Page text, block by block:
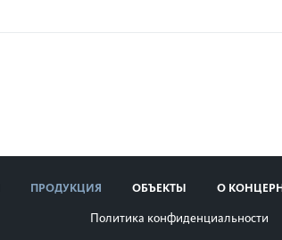
ПРОДУКЦИЯ ОБЪЕКТЫ О
Политика конфиденциальности